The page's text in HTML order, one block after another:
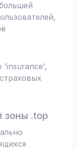
'insurance',
зоны .top